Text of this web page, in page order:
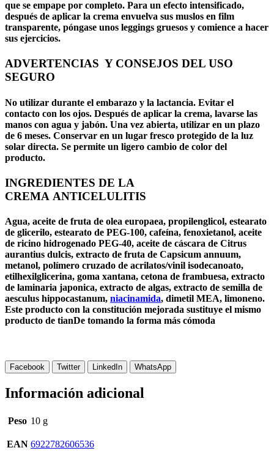
que se empape por completo. Para un efecto intensificado,
después de aplicar la crema envuelva sus muslos en film
transparente, póngase unos leggings gruesos y comience a hacer
sus ejercicios.
ADVERTENCIAS Y CONSEJOS DEL USO
SEGURO
No utilizar durante el embarazo y la lactancia. Evitar el
contacto con los ojos. Después de aplicar la crema, lavarse las
manos con agua y jabón. Una vez abierta, utilizar en un plazo
de 6 meses. Conservar en un lugar fresco protegido de la luz
solar directa. Se permite un ligero cambio de color del
producto.
INGREDIENTES DE LA
CREMA ANTICELULITIS
Agua, aceite de fruta de olea europaea, propilenglicol, estearato
de glicerilo, estearato de PEG-100, cafeína, fenoxietanol, aceite
de ricino hidrogenado PEG-40, aceite de cáscara de Citrus
aurantius dulcis, extracto de fruta de Capsicum annuum,
metanol, polímero cruzado de acrilatos/vinil isodecanoato,
etilhexilglicerina, goma xantana, cetona de frambuesa, extracto
de laminaria japonica, extracto de algas, extracto de semilla de
aesculus hippocastanum, niacinamida, dimetil MEA, limoneno.
Este producto con la constitución mejorada sustituye el mismo
producto de tianDe tomando la forma más cómoda
Facebook Twitter LinkedIn WhatsApp
Información adicional
Peso 10 g
EAN 6922782606536